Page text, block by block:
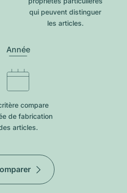
qui peuvent distinguer
les articles.
Année
compare
de fabrication
articles.